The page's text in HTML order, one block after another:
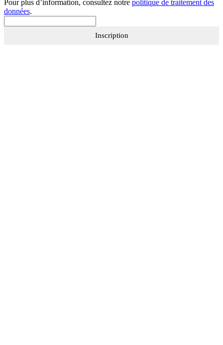
Pour plus d’information, consultez notre politique de traitement des
données.
Inscription